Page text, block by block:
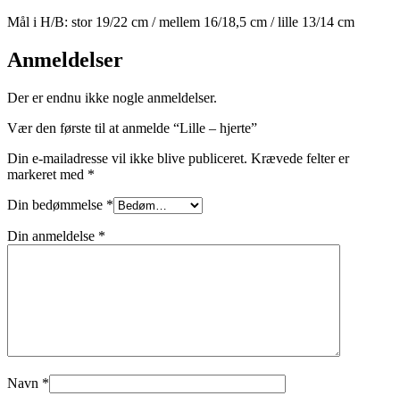
Mål i H/B: stor 19/22 cm / mellem 16/18,5 cm / lille 13/14 cm
Anmeldelser
Der er endnu ikke nogle anmeldelser.
Vær den første til at anmelde “Lille – hjerte”
Din e-mailadresse vil ikke blive publiceret. Krævede felter er
markeret med *
Din bedømmelse *
Din anmeldelse *
Navn *